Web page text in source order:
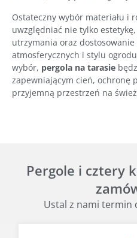
Ostateczny wybór materiału i
uwzględniać nie tylko estetykę,
utrzymania oraz
atmosferycznych i stylu
wybór, pergola na tarasie
zapewniającym cień, ochronę
przyjemną przestrzeń na
Pergole i cztery
Ustal z nami